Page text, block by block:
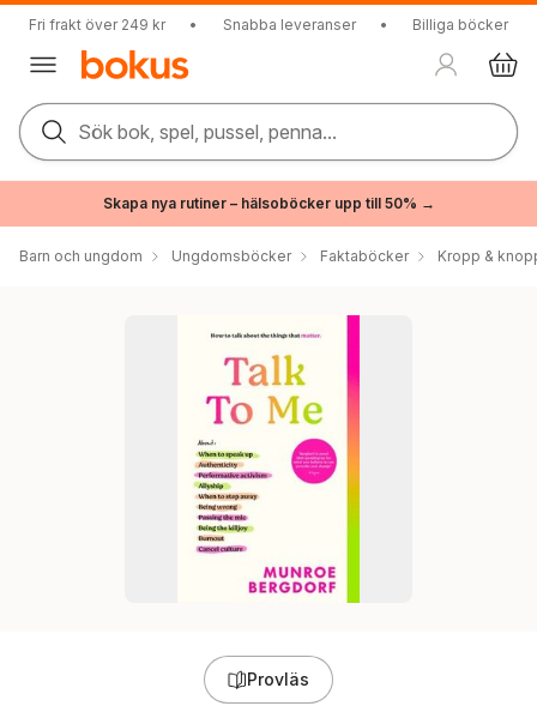
Fri frakt över 249 kr • Snabba leveranser • Billiga böcker
Sök bok, spel, pussel, penna...
Skapa nya rutiner – hälsoböcker upp till 50% →
Barn och ungdom Ungdomsböcker Faktaböcker Kropp &
Provläs